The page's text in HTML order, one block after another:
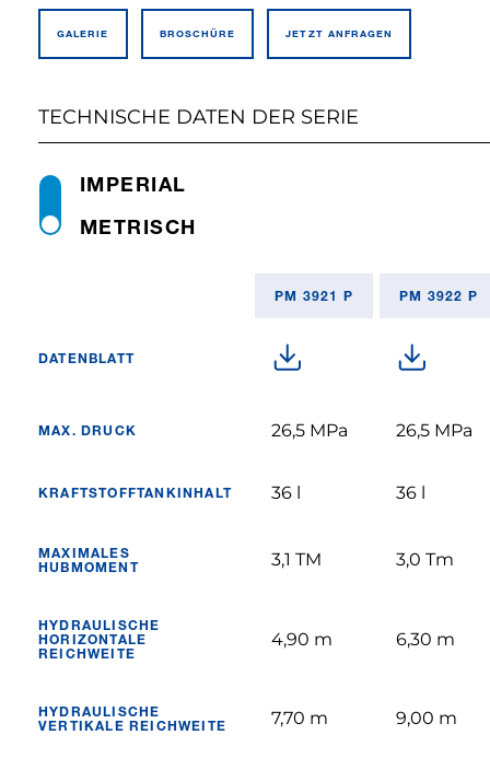
GALERIE BROSCHÜRE JETZT ANFRAGEN
TECHNISCHE DATEN DER SERIE
METRISCH
IMPERIAL
PM 3921 P PM 3922 P
DATENBLATT
MAX. DRUCK 26,5 MPa 26,5 MPa
KRAFTSTOFFTANKINHALT 36 l 36 l
MAXIMALES
HUBMOMENT
3,1 TM 3,0 Tm
HYDRAULISCHE
HORIZONTALE
REICHWEITE
4,90 m 6,30 m
HYDRAULISCHE
VERTIKALE REICHWEITE
7,70 m 9,00 m